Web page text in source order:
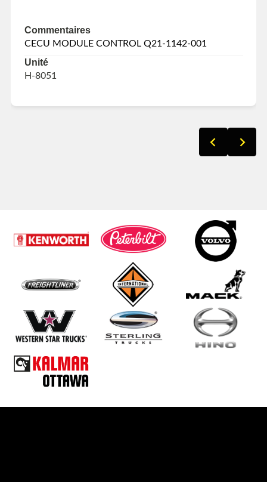
Commentaires
CECU MODULE CONTROL Q21-1142-001
Unité
H-8051